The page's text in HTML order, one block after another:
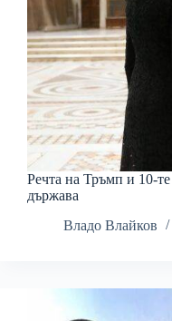
Речта на Тръмп и 10-
държава
Владо Влайков